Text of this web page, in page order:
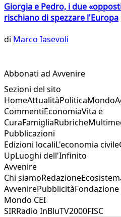
Giorgia e Pedro, i due
rischiano di spezzare l'Europa
di Marco Iasevoli
Abbonati ad Avvenire
Sezioni del sito
HomeAttualitàPoliticaMondo
CommentiEconomiaVita e
CuraFamigliaRubriche
Pubblicazioni
Edizioni localiL'economia civile
UpLuoghi dell'Infinito
Avvenire
Chi siamoRedazione
AvvenirePubblicità
Mondo CEI
SIRRadio InBluTV2000FISC